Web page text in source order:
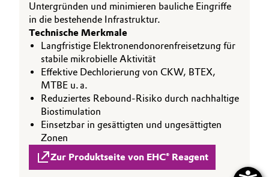
Untergründen und minimieren bauliche Eingriffe
in die bestehende Infrastruktur.
Technische Merkmale
Langfristige Elektronendonorenfreisetzung für
stabile mikrobielle Aktivität
Effektive Dechlorierung von CKW, BTEX,
MTBE u. a.
Reduziertes Rebound-Risiko durch nachhaltige
Biostimulation
Einsetzbar in gesättigten und ungesättigten
Zonen
Zur Produktseite von EHC® Reagent